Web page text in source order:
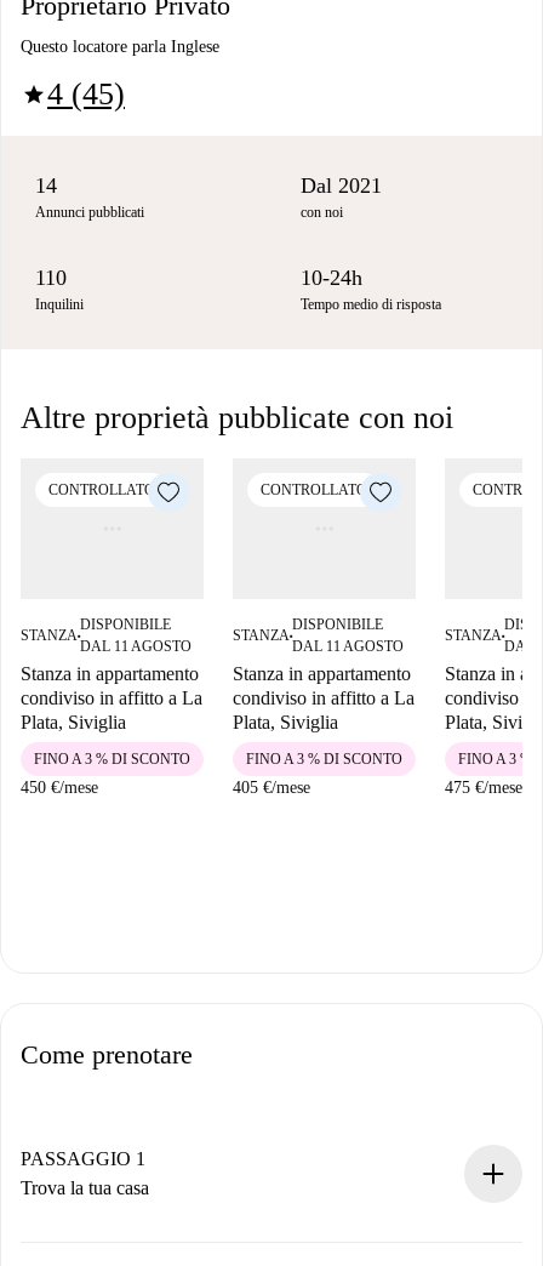
Questo locatore parla Inglese
star4 (45)
14
Annunci pubblicati
Dal 2021
con noi
110
Inquilini
10-24h
Tempo medio di risposta
Altre proprietà pubblicate con noi
CONTROLLATO
STANZA■
DISPONIBILE
DAL 11 AGOSTO
Stanza in appartamento
condiviso in affitto a La
Plata, Siviglia
450 €/mese
FINO A 3 % DI SCONTO
CONTROLLATO
STANZA■
DISPONIBILE
DAL 11 AGOSTO
Stanza in appartamento
condiviso in affitto a La
Plata, Siviglia
405 €/mese
FINO A 3 % DI SCONTO
STANZA■
DAL
Stanza in
condiviso
Plata,
475 €/mese
FINO A 3 %
Come prenotare
PASSAGGIO 1
Trova la tua casa